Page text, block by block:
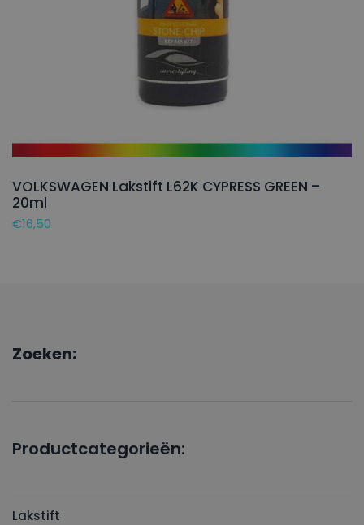
VOLKSWAGEN Lakstift L62K CYPRESS GREEN –
20ml
€16,50
Zoeken:
Productcategorieën:
Lakstift